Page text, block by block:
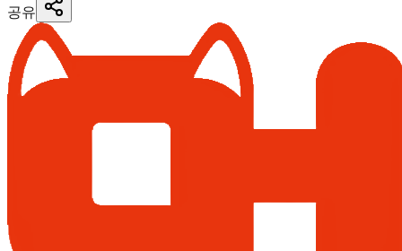
공유